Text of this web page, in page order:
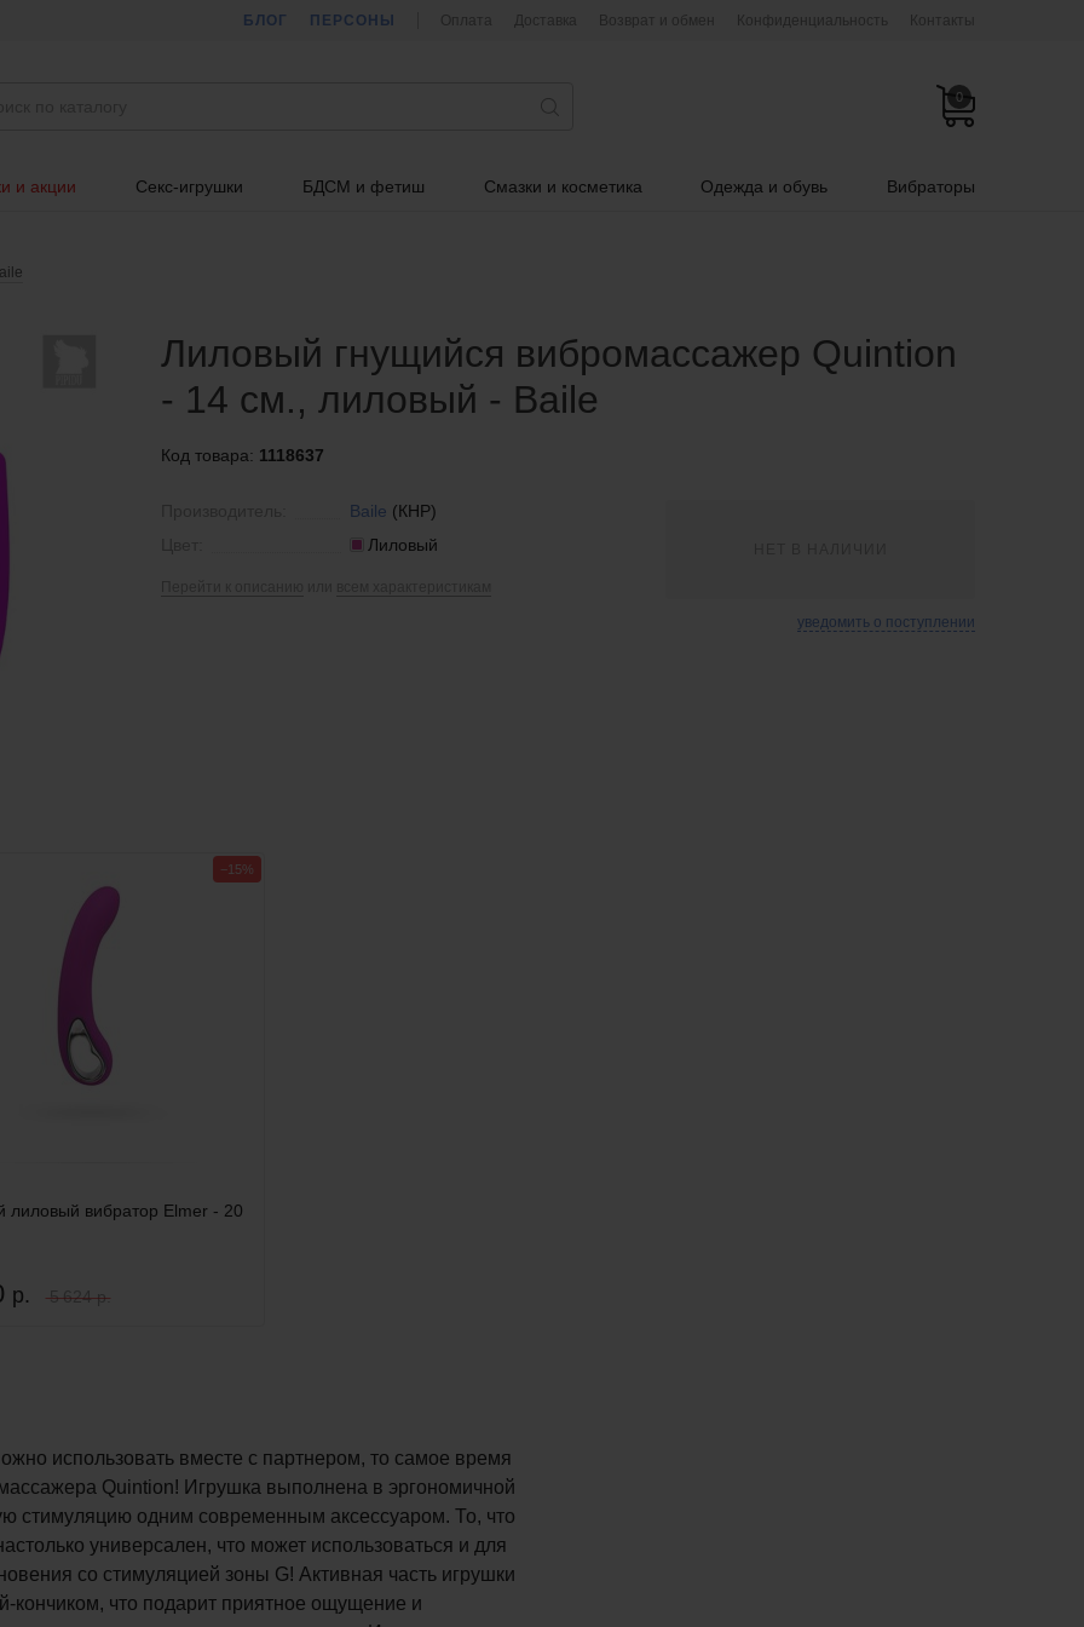
БЛОГ ПЕРСОНЫ Оплата Доставка Возврат и обмен Конфиденциальность Контакты
0
и акции Секс-игрушки БДСМ и фетиш Смазки и косметика Одежда и обувь Вибраторы
Лиловый гнущийся вибромассажер Quintion
- 14 см., лиловый - Baile
Код товара: 1118637
Baile (КНР)
Лиловый
уведомить о поступлении
лиловый вибратор Elmer - 20
р. 5 624 р.
−15%
использовать вместе с партнером, то самое время
Quintion! Игрушка выполнена в эргономичной
стимуляцию одним современным аксессуаром. То, что
универсален, что может использоваться и для
со стимуляцией зоны G! Активная часть игрушки
кончиком, что подарит приятное ощущение и